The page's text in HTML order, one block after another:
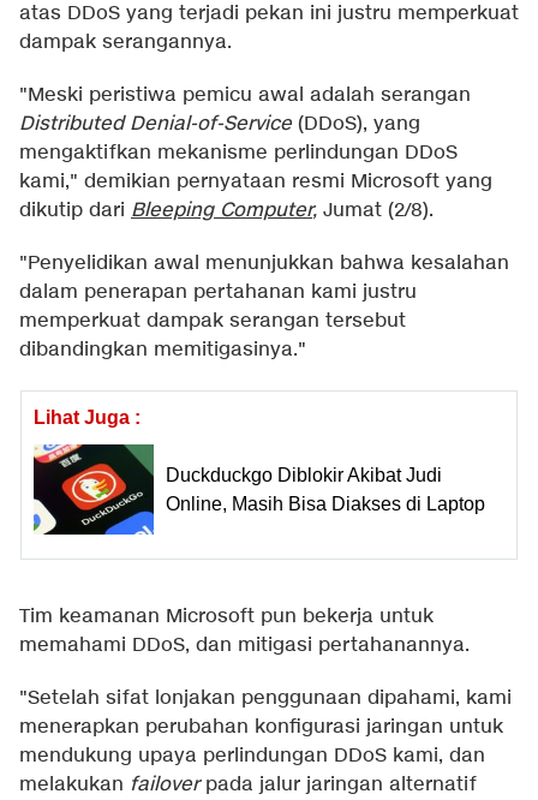
atas DDoS yang terjadi pekan ini justru memperkuat
dampak serangannya.
"Meski peristiwa pemicu awal adalah serangan
Distributed Denial-of-Service (DDoS), yang
mengaktifkan mekanisme perlindungan DDoS
kami," demikian pernyataan resmi Microsoft yang
dikutip dari Bleeping Computer, Jumat (2/8).
"Penyelidikan awal menunjukkan bahwa kesalahan
dalam penerapan pertahanan kami justru
memperkuat dampak serangan tersebut
dibandingkan memitigasinya."
Lihat Juga :
Duckduckgo Diblokir Akibat Judi
Online, Masih Bisa Diakses di Laptop
Tim keamanan Microsoft pun bekerja untuk
memahami DDoS, dan mitigasi pertahanannya.
"Setelah sifat lonjakan penggunaan dipahami, kami
menerapkan perubahan konfigurasi jaringan untuk
mendukung upaya perlindungan DDoS kami, dan
melakukan failoverpada jalur jaringan alternatif